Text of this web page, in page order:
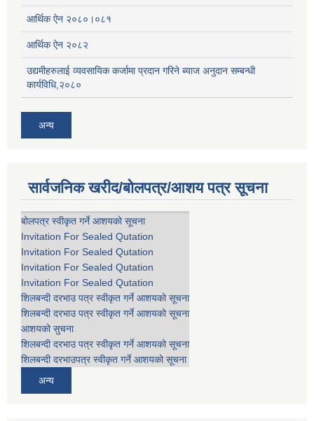
आर्थिक ऐन २०८०।०८१
आर्थिक ऐन २०८२
उद्यमीहरुलाई व्यवसायिक कर्जामा प्रदान गरिने ब्याज अनुदान सम्बन्धी
कार्यविधि,२०८०
अन्य
सार्वजनिक खरीद/बोलपत्र/आशय पत्र सूचना
बोलपत्र स्वीकृत गर्ने आशयको सूचना
Invitation For Sealed Qutation
Invitation For Sealed Qutation
Invitation For Sealed Qutation
Invitation For Sealed Qutation
शिलबन्दी दरभाउ पत्र स्वीकृत गर्ने आशयको सूचना
शिलबन्दी दरभाउ पत्र स्वीकृत गर्ने आशयको सूचना
आशयको सुचना
शिलबन्दी दरभाउ पत्र स्वीकृत गर्ने आशयको सूचना
शिलबन्दी दरभाउपत्र स्वीकृत गर्ने आशयको सूचना
अन्य